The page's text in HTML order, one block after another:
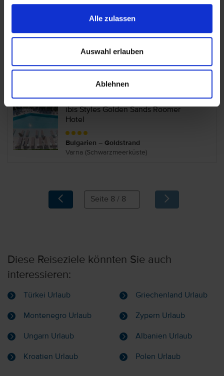
Alle zulassen
Auswahl erlauben
Ablehnen
Burgas (Schwarzmeerküste)
iHot@l Sunny Beach
Bulgarien – Sonnenstrand
ibis Styles Golden Sands Roomer
Hotel
Bulgarien – Goldstrand
Varna (Schwarzmeerküste)
Diese Reiseziele könnten Sie auch
interessieren:
Türkei Urlaub Griechenland Urlaub
Montenegro Urlaub Zypern Urlaub
Ungarn Urlaub Albanien Urlaub
Kroatien Urlaub Polen Urlaub